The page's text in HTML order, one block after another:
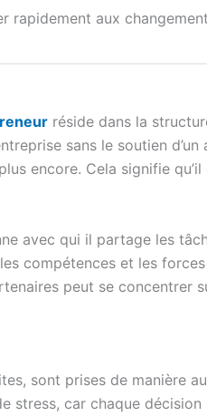
rapidement aux
réside dans la
sans le soutien
encore. Cela signifie
avec qui il partage les
compétences et les
peut se concentrer
sont prises de manière
car chaque décision